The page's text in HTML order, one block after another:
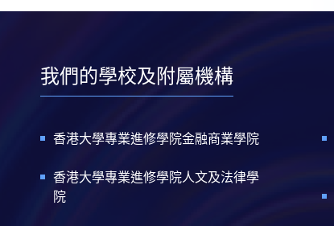
我們的學校及附屬機構
香港大學專業進修學院金融商業學院
香港大學專業進修學院人文及法律學
院